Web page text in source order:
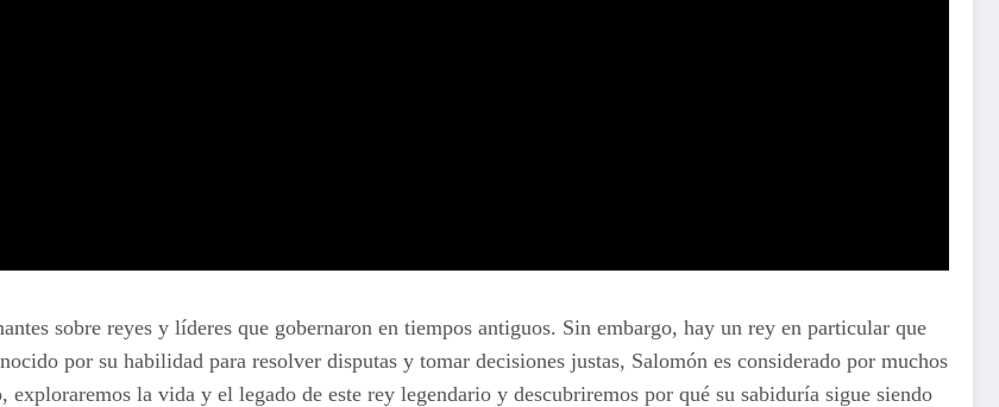
sobre reyes y líderes que gobernaron en tiempos antiguos. Sin embargo, hay un rey en particular que
por su habilidad para resolver disputas y tomar decisiones justas, Salomón es considerado por muchos
la vida y el legado de este rey legendario y descubriremos por qué su sabiduría sigue siendo